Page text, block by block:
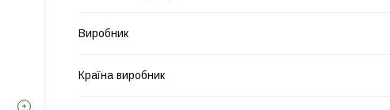
Виробник
Країна виробник